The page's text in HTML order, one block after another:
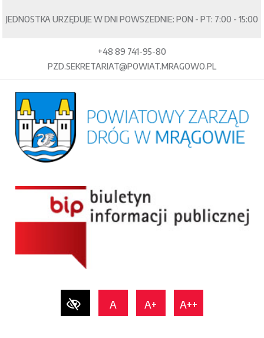
JEDNOSTKA URZĘDUJE W DNI POWSZEDNIE: PON - PT: 7:00 - 15:00
+48 89 741-95-80
PZD.SEKRETARIAT@POWIAT.MRAGOWO.PL
A A+ A++